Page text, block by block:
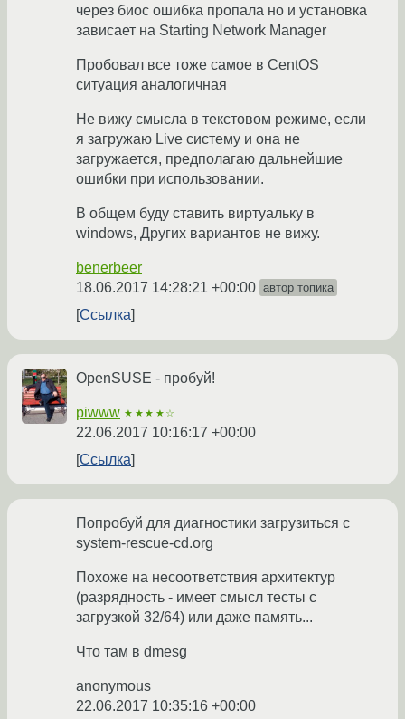
через биос ошибка пропала но и установка
зависает на Starting Network Manager
Пробовал все тоже самое в CentOS
ситуация аналогичная
Не вижу смысла в текстовом режиме, если
я загружаю Live систему и она не
загружается, предполагаю дальнейшие
ошибки при использовании.
В общем буду ставить виртуальку в
windows, Других вариантов не вижу.
benerbeer
18.06.2017 14:28:21 +00:00 автор топика
Ссылка
OpenSUSE - пробуй!
piwww ★★★★☆
22.06.2017 10:16:17 +00:00
Ссылка
Попробуй для диагностики загрузиться с
system-rescue-cd.org
Похоже на несоответствия архитектур
(разрядность - имеет смысл тесты с
загрузкой 32/64) или даже память...
Что там в dmesg
anonymous
22.06.2017 10:35:16 +00:00